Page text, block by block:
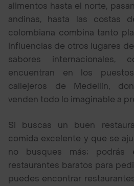
alimentos hasta el norte,
andinas, hasta las costas
colombiana combina tanto
influencias de otros lugares
sabores
encuentran en los
callejeros de Medellín,
venden todo lo imaginable a
Si buscas un buen
comida excelente y que se
no busques más; podrás
restaurantes baratos para
puedes encontrar